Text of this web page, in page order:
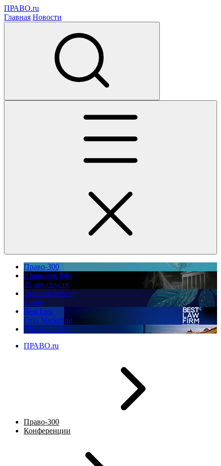
ПРАВО.ru
Главная Новости
Право-300
Юррынок РФ:
35 лет спустя
Экологическое
право
Best Law
Firm Marketing
ПМЮФ 2026
ПРАВО.ru
Право-300
Конференции